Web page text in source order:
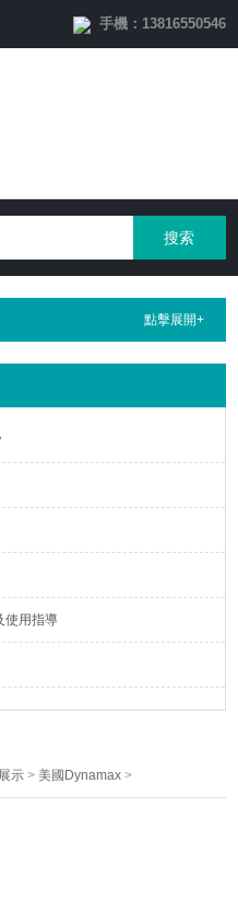
手機：13816550546
點擊展開+
使用指導
示 >美國Dynamax >